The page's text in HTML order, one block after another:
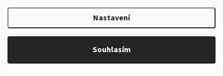
Nastavení
Souhlasím
Kontakt 🗺️
Třetinka
Návody
Videa